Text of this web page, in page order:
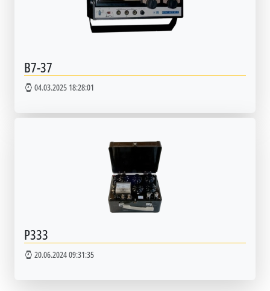
В7-37
04.03.2025 18:28:01
Р333
20.06.2024 09:31:35